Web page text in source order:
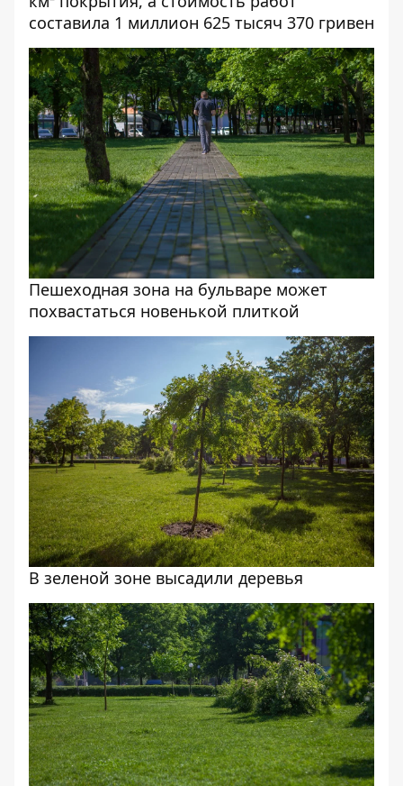
составила 1 миллион 625 тысяч 370 гривен
Пешеходная зона на бульваре может
похвастаться новенькой плиткой
В зеленой зоне высадили деревья